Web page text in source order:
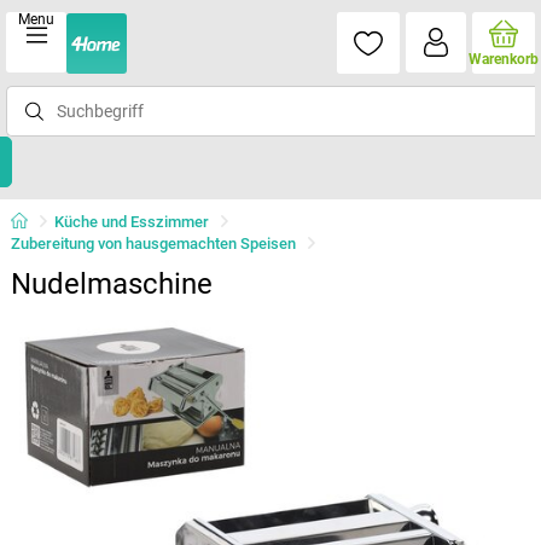
Menu
Warenkorb
Küche und Esszimmer
Zubereitung von hausgemachten Speisen
Nudelmaschine